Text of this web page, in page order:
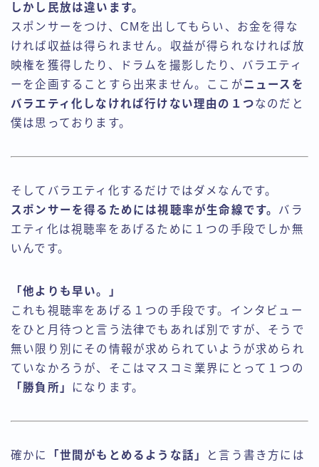
しかし民放は違います。
スポンサーをつけ、CMを出してもらい、お金を得な
ければ収益は得られません。収益が得られなければ放
映権を獲得したり、ドラムを撮影したり、バラエティ
ーを企画することすら出来ません。ここがニュースを
バラエティ化しなければ行けない理由の１つなのだと
僕は思っております。
そしてバラエティ化するだけではダメなんです。
スポンサーを得るためには視聴率が生命線です。 バラ
エティ化は視聴率をあげるために１つの手段でしか無
いんです。
「他よりも早い。」
これも視聴率をあげる１つの手段です。インタビュー
をひと月待つと言う法律でもあれば別ですが、そうで
無い限り別にその情報が求められていようが求められ
ていなかろうが、そこはマスコミ業界にとって１つの
「勝負所」
になります。
確かに 「世間がもとめるような話」
と言う書き方には